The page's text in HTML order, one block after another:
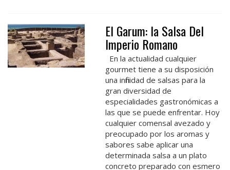
El Garum: la Salsa Del
Imperio Romano
En la actualidad cualquier
gourmet tiene a su disposición
una infinidad de salsas para la
gran diversidad de
especialidades gastronómicas a
las que se puede enfrentar. Hoy
cualquier comensal avezado y
preocupado por los aromas y
sabores sabe aplicar una
determinada salsa a un plato
concreto preparado con esmero